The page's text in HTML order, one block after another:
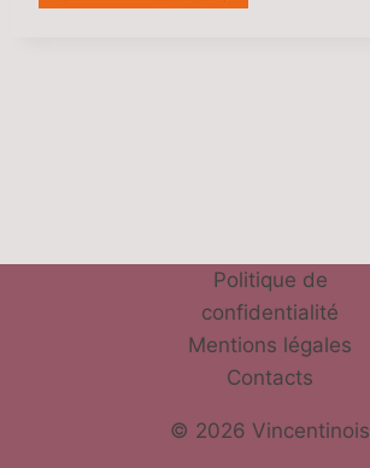
Politique de
confidentialité
Mentions légales
Contacts
© 2026 Vincentinois